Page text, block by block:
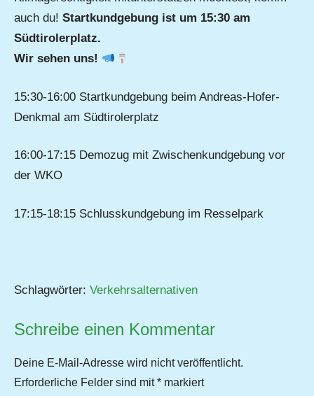
auch du! Startkundgebung ist um 15:30 am
Südtirolerplatz.
Wir sehen uns!
15:30-16:00 Startkundgebung beim Andreas-Hofer-
Denkmal am Südtirolerplatz
16:00-17:15 Demozug mit Zwischenkundgebung vor
der WKO
17:15-18:15 Schlusskundgebung im Resselpark
Schlagwörter: Verkehrsalternativen
Schreibe einen Kommentar
Deine E-Mail-Adresse wird nicht veröffentlicht.
Erforderliche Felder sind mit* markiert